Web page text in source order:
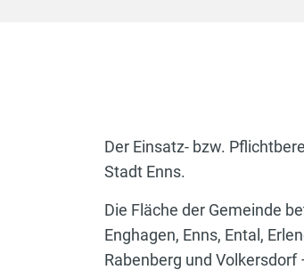
Der Einsatz- bzw.
Stadt Enns.
Die Fläche der Gemeinde
Enghagen, Enns, Ental,
Rabenberg und